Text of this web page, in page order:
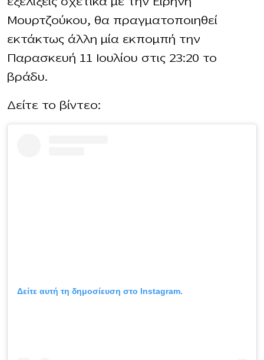
Μουρτζούκου, θα πραγματοποιηθεί
εκτάκτως άλλη μία εκπομπή την
Παρασκευή 11 Ιουλίου στις 23:20 το
βράδυ.
Δείτε το βίντεο:
Δείτε αυτή τη δημοσίευση στο Instagram.